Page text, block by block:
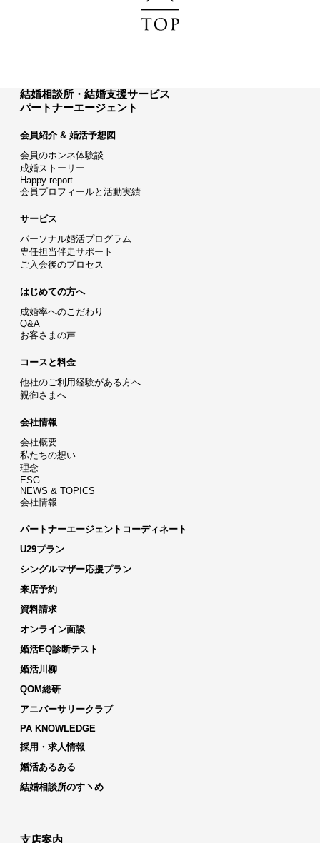
結婚相談所・結婚支援サービス
パートナーエージェント
会員紹介 & 婚活予想図
会員のホンネ体験談
成婚ストーリー
Happy report
会員プロフィールと活動実績
サービス
パーソナル婚活プログラム
専任担当伴走サポート
ご入会後のプロセス
はじめての方へ
成婚率へのこだわり
Q&A
お客さまの声
コースと料金
他社のご利用経験がある方へ
親御さまへ
会社情報
会社概要
私たちの想い
理念
ESG
NEWS & TOPICS
会社情報
パートナーエージェントコーディネート
U29プラン
シングルマザー応援プラン
来店予約
資料請求
オンライン面談
婚活EQ診断テスト
婚活川柳
QOM総研
アニバーサリークラブ
PA KNOWLEDGE
採用・求人情報
婚活あるある
結婚相談所のすヽめ
支店案内